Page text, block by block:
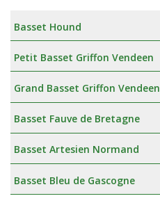
Basset Hound
Petit Basset Griffon Vendeen
Grand Basset Griffon Vendeen
Basset Fauve de Bretagne
Basset Artesien Normand
Basset Bleu de Gascogne